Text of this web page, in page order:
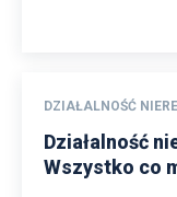
DZIAŁALNOŚĆ
Działalność
Wszystko co